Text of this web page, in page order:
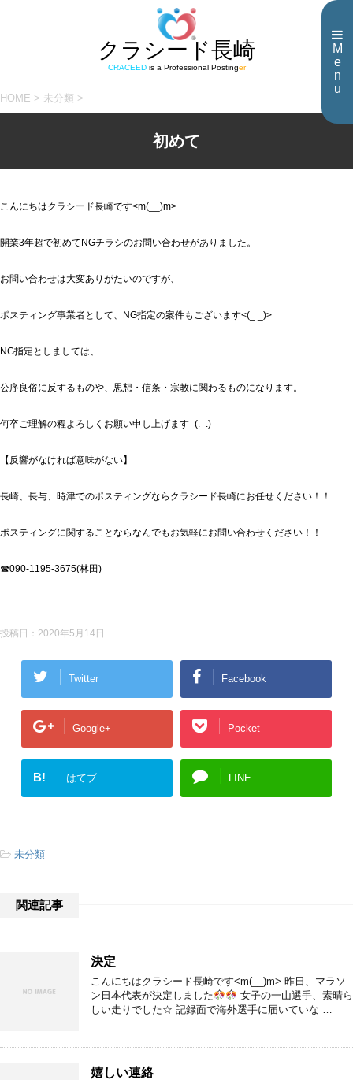
M
e
n
u
クラシード長崎
CRACEEDis a Professional Postinger
HOME > 未分類 >
初めて
こんにちはクラシード長崎です<m(__)m>
開業3年超で初めてNGチラシのお問い合わせがありました。
お問い合わせは大変ありがたいのですが、
ポスティング事業者として、NG指定の案件もございます<(_ _)>
NG指定としましては、
公序良俗に反するものや、思想・信条・宗教に関わるものになります。
何卒ご理解の程よろしくお願い申し上げます_(._.)_
【反響がなければ意味がない】
長崎、長与、時津でのポスティングならクラシード長崎にお任せください！！
ポスティングに関することならなんでもお気軽にお問い合わせください！！
☎090-1195-3675(林田)
投稿日： 2020年5月14日
Twitter Facebook
Google+ Pocket
B! はてブ LINE
-未分類
関連記事
決定
こんにちはクラシード長崎です<m(__)m> 昨日、マラソ
ン日本代表が決定しました
女子の一山選手、素晴ら
しい走りでした☆ 記録面で海外選手に届いていな …
嬉しい連絡